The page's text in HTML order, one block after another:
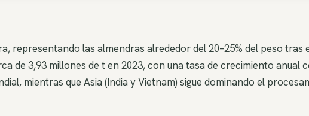
representando las almendras alrededor del 20–25% del peso tras
de 3,93 millones de t en 2023, con una tasa de crecimiento anual
mientras que Asia (India y Vietnam) sigue dominando el